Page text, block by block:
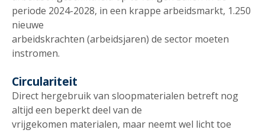
periode 2024-2028, in een krappe arbeidsmarkt, 1.250
nieuwe
arbeidskrachten (arbeidsjaren) de sector moeten
instromen.
Circulariteit
Direct hergebruik van sloopmaterialen betreft nog
altijd een beperkt deel van de
vrijgekomen materialen, maar neemt wel licht toe